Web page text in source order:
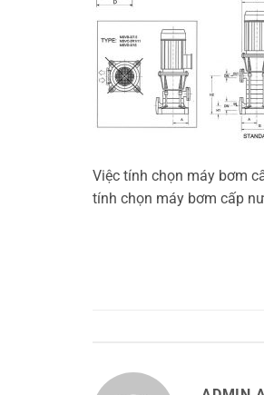
Việc tính chọn máy bơm
tính chọn máy bơm cấp